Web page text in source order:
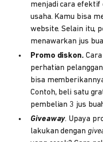
menjadi cara
usaha. Kamu bisa
website. Selain itu,
menawarkan jus
Promo diskon.Cara
perhatian
bisa
Contoh, beli satu
pembelian 3 jus
Giveaway. Upaya
lakukan dengan